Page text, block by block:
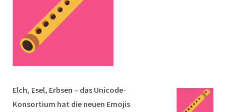
Elch, Esel, Erbsen – das Unicode-
Konsortium hat die neuen Emojis